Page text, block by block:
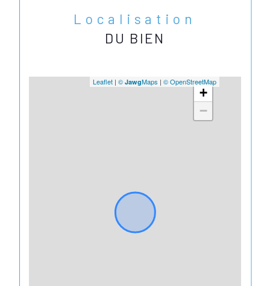
Localisation
DU BIEN
+
−
Leaflet | © JawgMaps | © OpenStreetMap